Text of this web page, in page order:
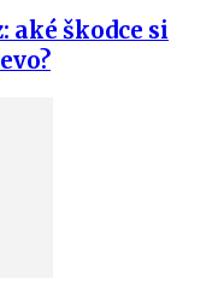
aké škodce si